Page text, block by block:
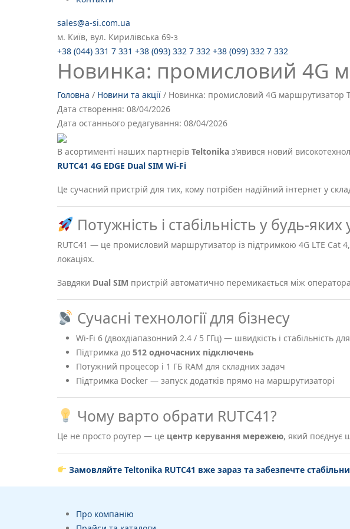
sales@a-si.com.ua
м. Київ, вул. Кирилівська 69-з
+38 (044) 331 7 331 +38 (093) 332 7 332 +38 (099) 332 7 332
Новинка: промисловий 4G
Головна / Новини та акції / Новинка: промисловий 4G маршрутизатор
Дата створення: 08/04/2026
Дата останнього редагування: 08/04/2026
В асортименті наших партнерів Teltonika з’явився новий
RUTC41 4G EDGE Dual SIM Wi‑Fi
Це сучасний пристрій для тих, кому потрібен надійний інтернет у
Потужність і стабільність у будь-
RUTC41 — це промисловий маршрутизатор із підтримкою 4G LTE Cat
локаціях.
Завдяки Dual SIM пристрій автоматично перемикається між
Сучасні технології для бізнесу
Wi-Fi 6 (двохдіапазонний 2.4 / 5 ГГц) — швидкість і стабільність
Підтримка до 512 одночасних підключень
Потужний процесор і 1 ГБ RAM для складних задач
Підтримка Docker — запуск додатків прямо на маршрутизаторі
Чому варто обрати RUTC41?
Це не просто роутер — це центр керування мережею, який поєднує
Замовляйте Teltonika RUTC41 вже зараз та забезпечте
Про компанію